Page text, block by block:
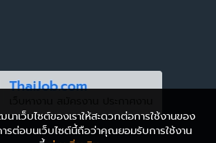
าเว็บไซต์ของเราให้สะดวกต่อการใช้งานของ
รต่อบนเว็บไซต์นี้ถือว่าคุณยอมรับการใช้งาน